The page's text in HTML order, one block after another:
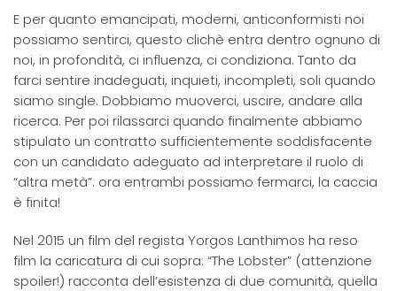
E per quanto emancipati, moderni, anticonformisti noi
possiamo sentirci, questo clichè entra dentro ognuno di
noi, in profondità, ci influenza, ci condiziona. Tanto da
farci sentire inadeguati, inquieti, incompleti, soli quando
siamo single. Dobbiamo muoverci, uscire, andare alla
ricerca. Per poi rilassarci quando finalmente abbiamo
stipulato un contratto sufficientemente soddisfacente
con un candidato adeguato ad interpretare il ruolo di
“altra metà”: ora entrambi possiamo fermarci, la caccia
è finita!
Nel 2015 un film del regista Yorgos Lanthimos ha reso
film la caricatura di cui sopra: “The Lobster” (attenzione
spoiler!) racconta dell’esistenza di due comunità, quella